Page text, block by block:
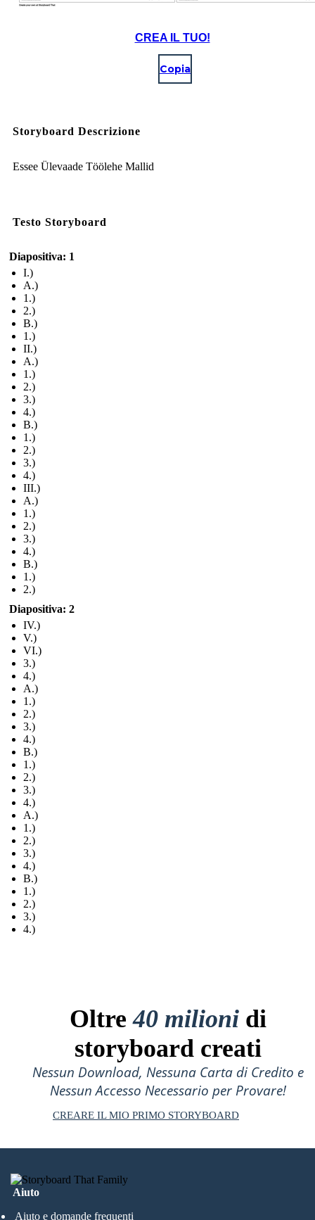
CREA IL TUO!
Copia
Storyboard Descrizione
Essee Ülevaade Töölehe Mallid
Testo Storyboard
Diapositiva: 1
I.)
A.)
1.)
2.)
B.)
1.)
II.)
A.)
1.)
2.)
3.)
4.)
B.)
1.)
2.)
3.)
4.)
III.)
A.)
1.)
2.)
3.)
4.)
B.)
1.)
2.)
Diapositiva: 2
IV.)
V.)
VI.)
3.)
4.)
A.)
1.)
2.)
3.)
4.)
B.)
1.)
2.)
3.)
4.)
A.)
1.)
2.)
3.)
4.)
B.)
1.)
2.)
3.)
4.)
Oltre40 milioni di
storyboard creati
Nessun Download, Nessuna Carta di Credito e
Nessun Accesso Necessario per Provare!
CREARE IL MIO PRIMO STORYBOARD
Aiuto
Aiuto e domande frequenti